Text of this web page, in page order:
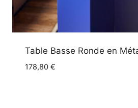
Table Basse Ronde en
178,80 €